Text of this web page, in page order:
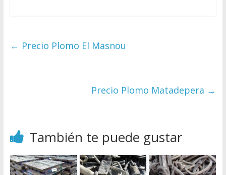
← Precio Plomo El Masnou
Precio Plomo Matadepera →
También te puede gustar